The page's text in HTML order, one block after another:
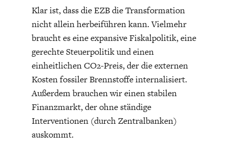
Klar ist, dass die EZB die Transformation
nicht allein herbeiführen kann. Vielmehr
braucht es eine expansive Fiskalpolitik, eine
gerechte Steuerpolitik und einen
einheitlichen CO2-Preis, der die externen
Kosten fossiler Brennstoffe internalisiert.
Außerdem brauchen wir einen stabilen
Finanzmarkt, der ohne ständige
Interventionen (durch Zentralbanken)
auskommt.